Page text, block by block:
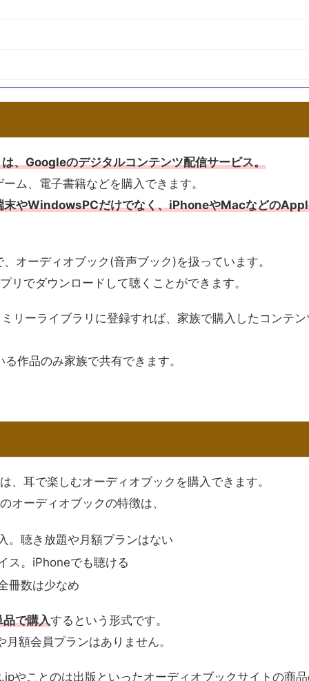
、Googleのデジタルコンテンツ配信サービス。
ム、電子書籍などを購入できます。
末やWindowsPCだけでなく、iPhoneやMacなどの
オーディオブック(音声ブック)を扱っています。
リでダウンロードして聴くことができます。
リーライブラリに登録すれば、家族で購入したコンテン
作品のみ家族で共有できます。
、耳で楽しむオーディオブックを購入できます。
オーディオブックの特徴は、
。聴き放題や月額プランはない
ス。iPhoneでも聴ける
冊数は少なめ
で購入するという形式です。
額会員プランはありません。
やことのは出版といったオーディオブックサイトの商